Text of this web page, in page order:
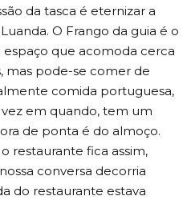
da tasca é eternizar a
O Frango da guia é o
que acomoda cerca
mas pode-se comer de
comida portuguesa,
em quando, tem um
de ponta é do almoço.
restaurante fica assim,
conversa decorria
do restaurante estava